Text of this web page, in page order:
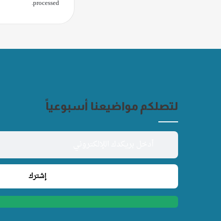
processed
.
لتصلكم مواضيعنا أسبوعياً